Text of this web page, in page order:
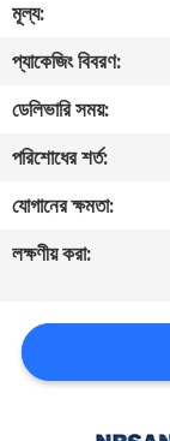
নিয়ন্ত্রণ
যোগাযোগ
করুন
খবর
জন্য
আবেদন
মূল্য:
প্যাকেজিং বিবরণ:
ডেলিভারি সময়:
পরিশোধের শর্ত:
যোগানের ক্ষমতা:
লক্ষণীয় করা: